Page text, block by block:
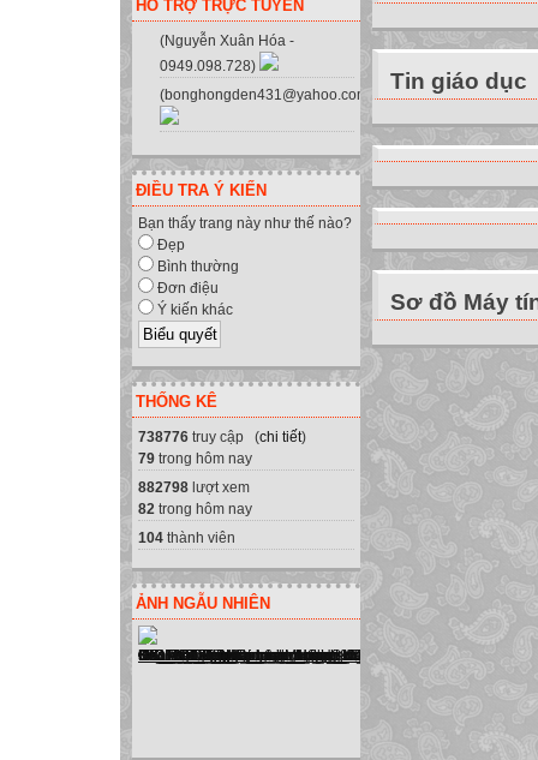
HỖ TRỢ TRỰC TUYẾN
(Nguyễn Xuân Hóa -
0949.098.728)
(bonghongden431@yahoo.com.vn)
ĐIỀU TRA Ý KIẾN
Bạn thấy trang này như thế nào?
Đẹp
Bình thường
Đơn điệu
Ý kiến khác
THỐNG KÊ
738776 truy cập (chi tiết)
79 trong hôm nay
882798 lượt xem
82 trong hôm nay
104 thành viên
ẢNH NGẪU NHIÊN
Tin giáo dục
Sơ đồ Máy